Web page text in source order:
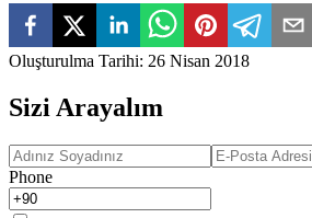
Oluşturulma Tarihi: 26 Nisan 2018
Sizi Arayalım
Phone